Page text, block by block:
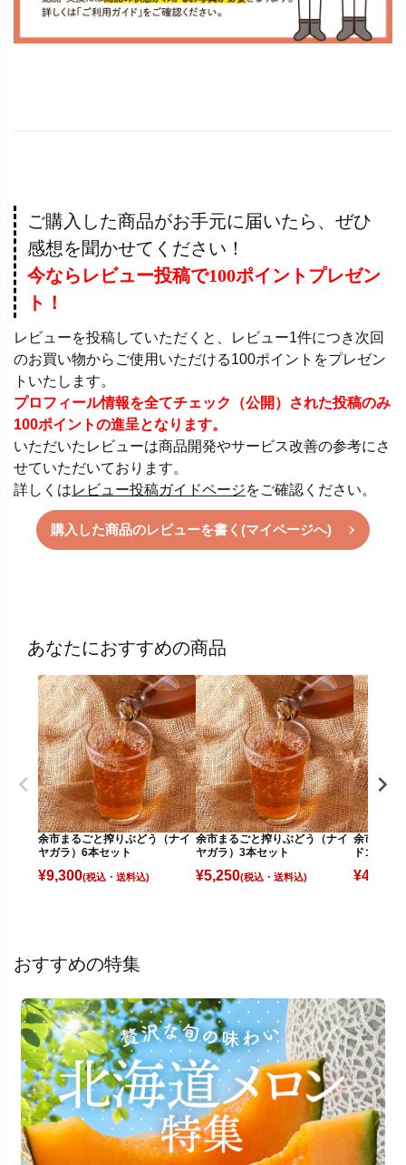
ご購入した商品がお手元に届いたら、ぜひ
感想を聞かせてください！
今ならレビュー投稿で100ポイントプレゼン
ト！
レビューを投稿していただくと、レビュー1件につき次回
のお買い物からご使用いただける100ポイントをプレゼン
トいたします。
プロフィール情報を全てチェック（公開）された投稿のみ
100ポイントの進呈となります。
いただいたレビューは商品開発やサービス改善の参考にさ
せていただいております。
詳しくはレビュー投稿ガイドページをご確認ください。
購入した商品のレビューを書く(マイページへ)
あなたにおすすめの商品
余市まるごと搾りぶどう（ナイ
ヤガラ）6本セット
¥9,300(税込)
余市まるごと搾りぶどう（ナイ
ヤガラ）3本セット
¥5,250(税込)
余市まる
ドゴール
¥4,800
おすすめの特集